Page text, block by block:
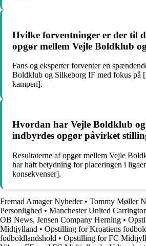
Hvilke forventninger er der til
opgør mellem Vejle Boldklub
Fans og eksperter forventer en
Boldklub og Silkeborg IF med fokus på
kampen].
Hvordan har Vejle Boldklub
indbyrdes opgør påvirket
Resultaterne af opgør mellem Vejle
har haft betydning for placeringen i
konsekvenser].
Fremad Amager Nyheder• Tommy Møller
Personlighed • Manchester United
OB News, Jensen Company Herning •
Midtjylland • Opstilling for Kroatiens
fodboldlandshold • Opstilling for FC